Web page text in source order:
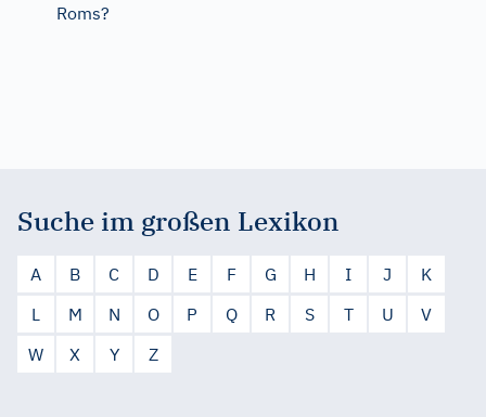
Roms?
Suche im großen Lexikon
A B C D E F G H I J
K
L
M N O P Q R S T U
V
W
X Y Z